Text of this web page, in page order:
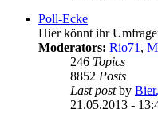
Poll-Ecke
Hier könnt ihr
Moderators: Rio71,
246 Topics
8852 Posts
Last postby
21.05.2013 -